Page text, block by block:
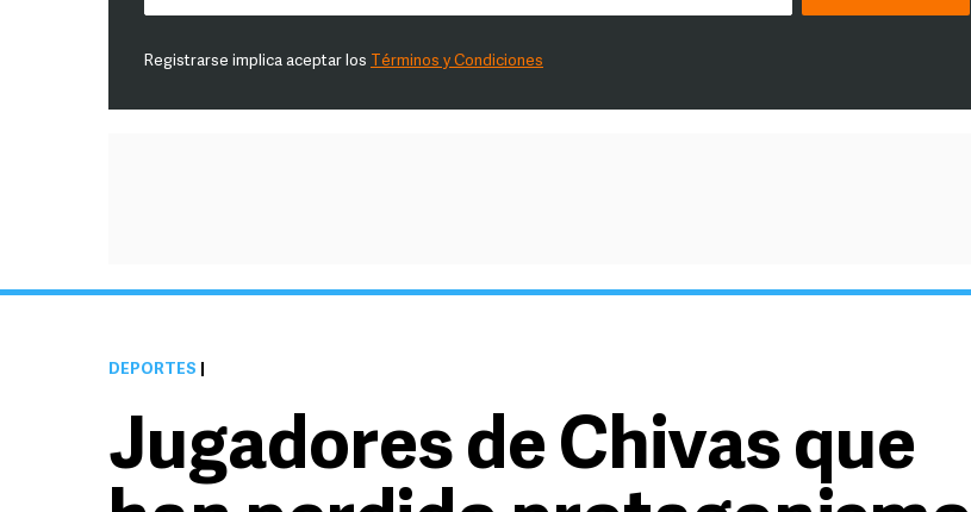
Registrarse implica aceptar los Términos y Condiciones
DEPORTES
Jugadores de Chivas que